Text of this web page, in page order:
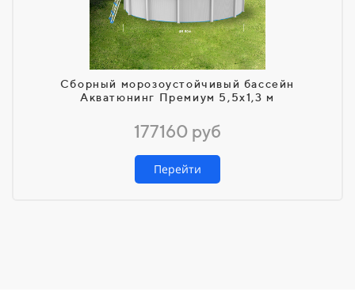
Сборный морозоустойчивый бассейн
Акватюнинг Премиум 5,5х1,3 м
177160 руб
Перейти